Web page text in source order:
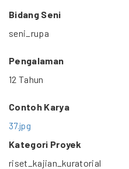
Bidang Seni
seni_rupa
Pengalaman
12 Tahun
Contoh Karya
37.jpg
Kategori Proyek
riset_kajian_kuratorial